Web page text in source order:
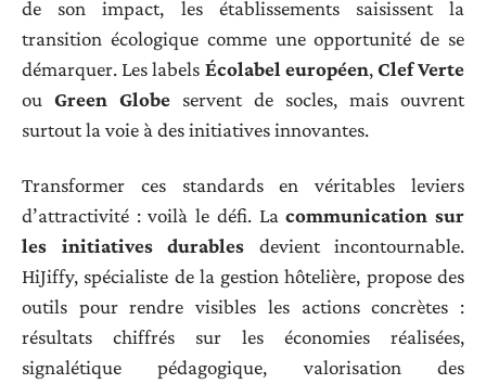
de son impact, les établissements saisissent la
transition écologique comme une opportunité de se
démarquer. Les labels Écolabel européen,Clef Verte
ou Green Globe servent de socles, mais ouvrent
surtout la voie à des initiatives innovantes.
Transformer ces standards en véritables leviers
d’attractivité : voilà le défi. Lacommunication sur
les initiatives durables devient incontournable.
HiJiffy, spécialiste de la gestion hôtelière, propose des
outils pour rendre visibles les actions concrètes :
résultats chiffrés sur les économies réalisées,
signalétique pédagogique, valorisation des